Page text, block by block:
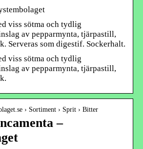
viss sötma och tydlig
av pepparmynta, tjärpastill,
Serveras som digestif. Sockerhalt.
viss sötma och tydlig
av pepparmynta, tjärpastill,
› Sortiment › Sprit › Bitter
–